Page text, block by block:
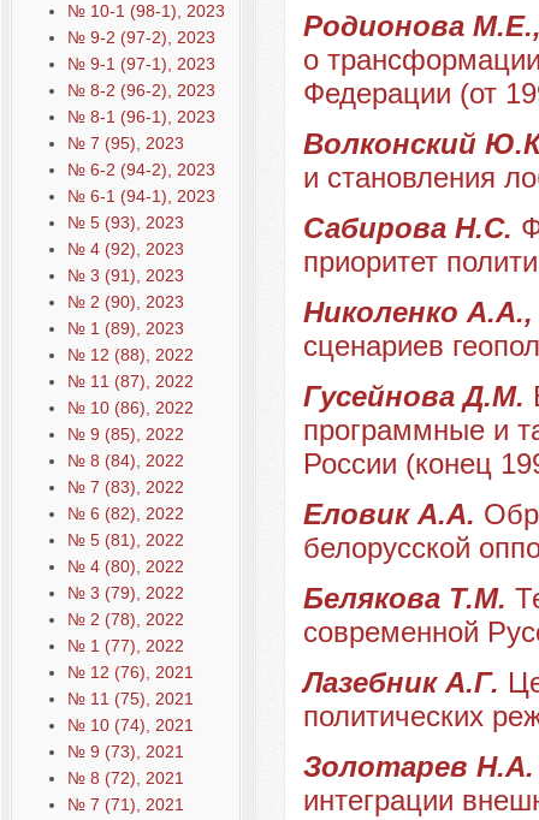
№ 10-1 (98-1), 2023
№ 9-2 (97-2), 2023
№ 9-1 (97-1), 2023
№ 8-2 (96-2), 2023
№ 8-1 (96-1), 2023
№ 7 (95), 2023
№ 6-2 (94-2), 2023
№ 6-1 (94-1), 2023
№ 5 (93), 2023
№ 4 (92), 2023
№ 3 (91), 2023
№ 2 (90), 2023
№ 1 (89), 2023
№ 12 (88), 2022
№ 11 (87), 2022
№ 10 (86), 2022
№ 9 (85), 2022
№ 8 (84), 2022
№ 7 (83), 2022
№ 6 (82), 2022
№ 5 (81), 2022
№ 4 (80), 2022
№ 3 (79), 2022
№ 2 (78), 2022
№ 1 (77), 2022
№ 12 (76), 2021
№ 11 (75), 2021
№ 10 (74), 2021
№ 9 (73), 2021
№ 8 (72), 2021
№ 7 (71), 2021
Родионова
о
Федерации (от
Волконский
и становления
Сабирова Н.С.
приоритет
Николенко
сценариев
Гусейнова Д.М.
программные и
России (конец
Еловик А.А.
белорусской
Белякова Т.М.
современной
Лазебник А.Г.
политических
Золотарев
интеграции